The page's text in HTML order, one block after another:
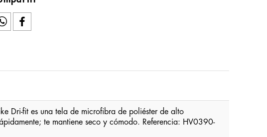
Dri-fit es una tela de microfibra de poliéster de alto
te mantiene seco y cómodo. Referencia: HV0390-